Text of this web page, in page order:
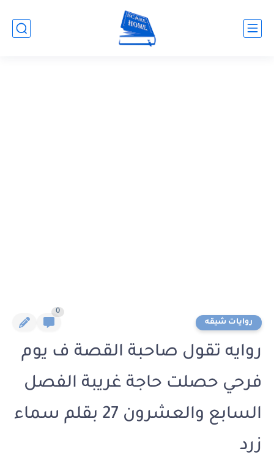
روايات شيقه
0
روايه تقول صاحبة القصة ف يوم
فرحي حصلت حاجة غريبة الفصل
السابع والعشرون 27 بقلم سماء
زرد